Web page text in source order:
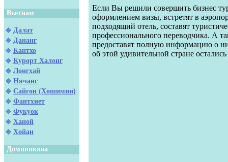
Вьетнам
Далат
Дананг
Кантхо
Курорт Халонг
Лонгхай
Нячанг
Сайгон (Хошимин)
Фантхиет
Фукуок
Ханой
Хойан
Доминикана
Если Вы решили совершить бизнес
оформлением визы, встретят в
подходящий отель, составят
профессионального переводчика. А
предоставят полную информацию о
об этой удивительной стране